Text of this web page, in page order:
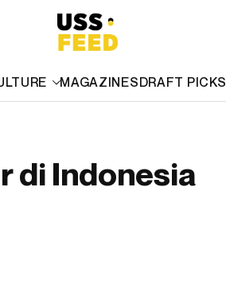
MAGAZINESDRAFT PICKS
di Indonesia